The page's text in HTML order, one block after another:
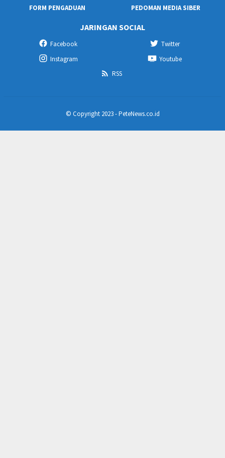
FORM PENGADUAN
PEDOMAN MEDIA SIBER
JARINGAN SOCIAL
Facebook
Twitter
Instagram
Youtube
RSS
© Copyright 2023 - PeteNews.co.id